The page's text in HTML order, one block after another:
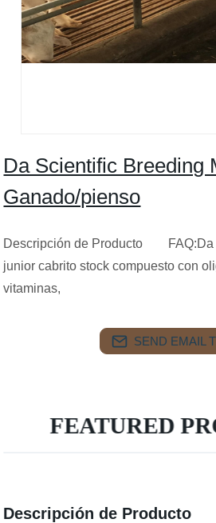
Da Scientific Breeding
Ganado/pienso
Descripción de Producto FAQ:Da
junior cabrito stock compuesto con
vitaminas,
SEND EMAIL
FEATURED
Descripción de Producto